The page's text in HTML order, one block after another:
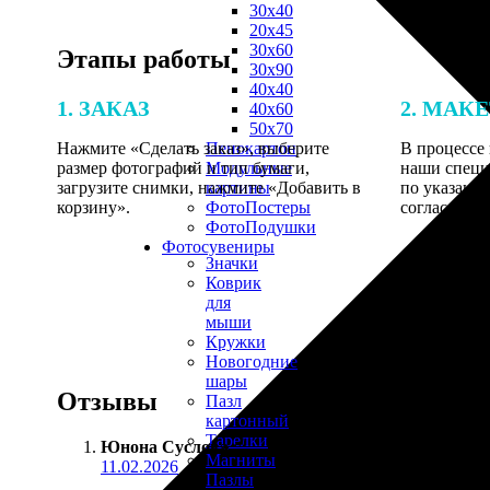
30х40
20х45
30х60
30х90
40х40
40х60
50х70
Пенокартон
Модульные
картины
ФотоПостеры
ФотоПодушки
Фотоcувениры
Значки
Коврик
для
мыши
Кружки
Новогодние
шары
Пазл
картонный
Тарелки
Магниты
Пазлы
Этапы работы
1. ЗАКАЗ
Нажмите «Сделать заказ», выберите
размер фотографий и тип бумаги,
загрузите снимки, нажмите «Добавить в
корзину».
2.
В процессе
наши
по
Отзывы
Юнона Суслова :
11.02.2026